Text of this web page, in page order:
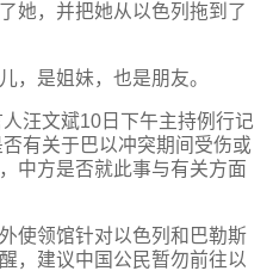
她，并把她从以色列拖到了
，是姐妹，也是朋友。
汪文斌10日下午主持例行记
有关于巴以冲突期间受伤或
中方是否就此事与有关方面
使领馆针对以色列和巴勒斯
，建议中国公民暂勿前往以